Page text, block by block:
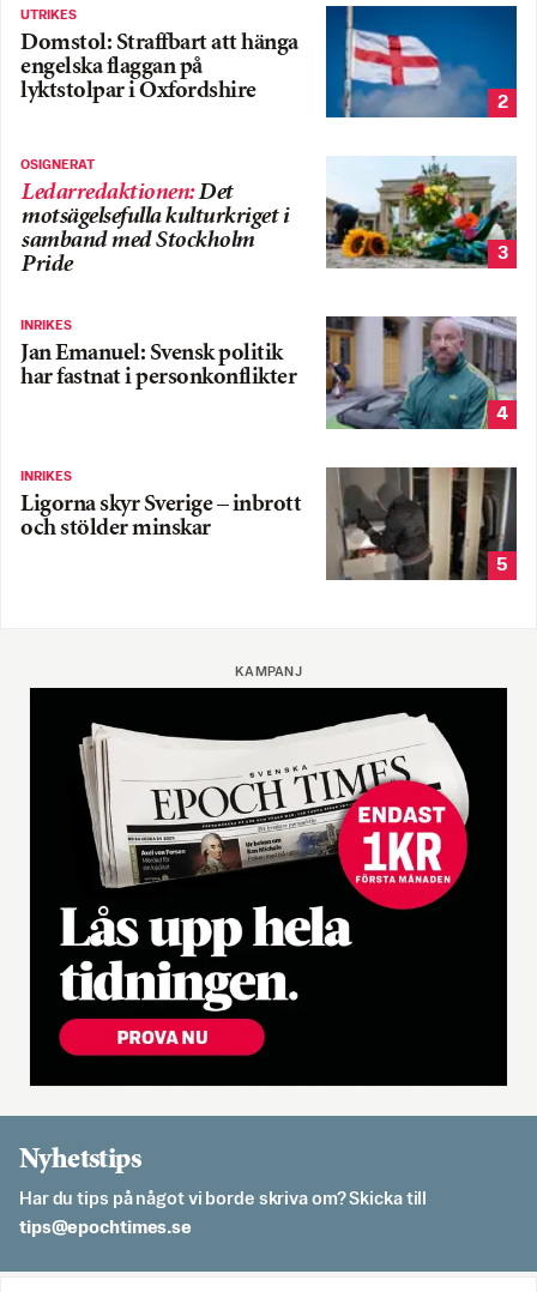
UTRIKES
Domstol: Straffbart att hänga
engelska flaggan på
lyktstolpar i Oxfordshire
2
OSIGNERAT
Ledarredaktionen:Det
motsägelsefulla kulturkriget i
samband med Stockholm
Pride
3
INRIKES
Jan Emanuel: Svensk politik
har fastnat i personkonflikter
4
INRIKES
Ligorna skyr Sverige – inbrott
och stölder minskar
5
KAMPANJ
Nyhetstips
Har du tips på något vi borde skriva om? Skicka till
es.semithcope@spit